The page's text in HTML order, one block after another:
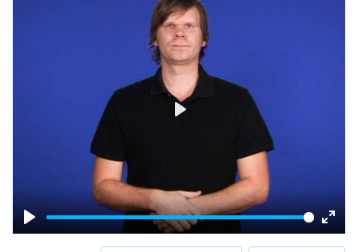
Play
Enter